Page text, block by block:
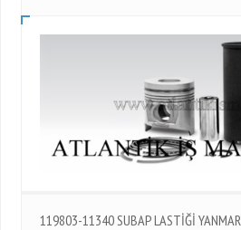
119803-11340 SUBAP LASTİĞİ YANMAR